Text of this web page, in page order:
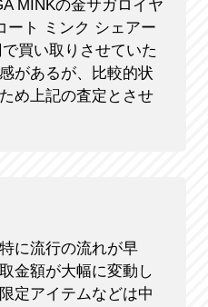
MINKの金サガロイヤ
ート ミンク シェアー
買い取りさせていた
があるが、比較的状
め上記の査定とさせ
に流行の流れが早
金額が大幅に変動し
定アイテムなどは中